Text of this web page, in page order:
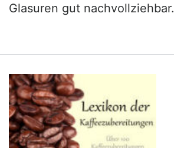
Glasuren gut nachvollziehbar.